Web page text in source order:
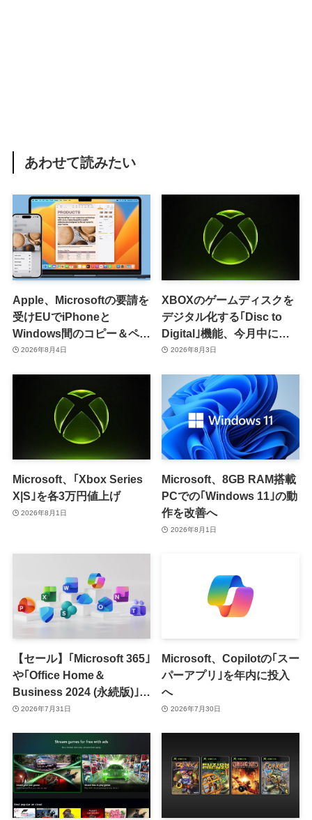
あわせて読みたい
Apple、Microsoftの要請を
受けEUでiPhoneと
Windows間のコピー＆ペー
スト機能を提供へ
2026年8月4日
XBOXのゲームディスクを
デジタル化する｢Disc to
Digital｣機能、今月中に提
供開始か
2026年8月3日
Microsoft、｢Xbox Series
X|S｣を各3万円値上げ
2026年8月1日
Microsoft、8GB RAM搭載
PCでの｢Windows 11｣の動
作を改善へ
2026年8月1日
【セール】｢Microsoft 365｣
や｢Office Home＆
Business 2024 (永続版)｣が
｢Amazon暮らし応援サマ
2026年7月31日
Microsoft、Copilotの｢スー
パーアプリ｣を年内に投入
へ
2026年7月30日